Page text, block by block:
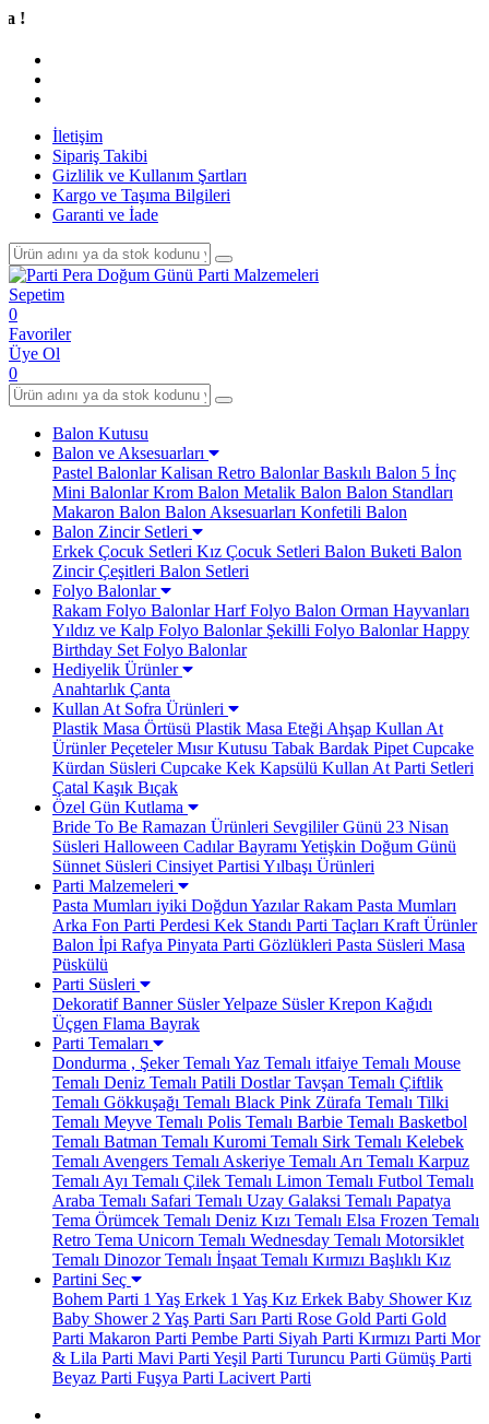
İletişim
Sipariş Takibi
Gizlilik ve Kullanım Şartları
Kargo ve Taşıma Bilgileri
Garanti ve İade
Sepetim
0
Favoriler
Üye Ol
0
Balon Kutusu
Balon ve Aksesuarları
Pastel BalonlarKalisan Retro BalonlarBaskılı Balon 5 İnç
Mini BalonlarKrom Balon Metalik Balon Balon Standları
Makaron Balon Balon Aksesuarları Konfetili Balon
Balon Zincir Setleri
Erkek Çocuk Setleri Kız Çocuk Setleri Balon Buketi Balon
Zincir Çeşitleri Balon Setleri
Folyo Balonlar
Rakam Folyo BalonlarHarf Folyo Balon Orman Hayvanları
Yıldız ve Kalp Folyo BalonlarŞekilli Folyo BalonlarHappy
Birthday Set Folyo Balonlar
Hediyelik Ürünler
Anahtarlık Çanta
Kullan At Sofra Ürünleri
Plastik Masa Örtüsü Plastik Masa Eteği Ahşap Kullan At
ÜrünlerPeçetelerMısır Kutusu Tabak Bardak Pipet Cupcake
Kürdan Süsleri Cupcake Kek Kapsülü Kullan At Parti Setleri
Çatal Kaşık Bıçak
Özel Gün Kutlama
Bride To Be Ramazan Ürünleri Sevgililer Günü 23 Nisan
Süsleri Halloween Cadılar Bayramı Yetişkin Doğum Günü
Sünnet Süsleri Cinsiyet Partisi Yılbaşı Ürünleri
Parti Malzemeleri
Pasta Mumları iyiki Doğdun YazılarRakam Pasta Mumları
Arka Fon Parti Perdesi Kek Standı Parti Taçları Kraft Ürünler
Balon İpi Rafya Pinyata Parti Gözlükleri Pasta Süsleri Masa
Püskülü
Parti Süsleri
Dekoratif Banner SüslerYelpaze SüslerKrepon Kağıdı
Üçgen Flama Bayrak
Parti Temaları
Dondurma , Şeker Temalı Yaz Temalı itfaiye Temalı Mouse
Temalı Deniz Temalı Patili DostlarTavşan Temalı Çiftlik
Temalı Gökkuşağı Temalı Black Pink Zürafa Temalı Tilki
Temalı Meyve Temalı Polis Temalı Barbie Temalı Basketbol
Temalı Batman Temalı Kuromi Temalı Sirk Temalı Kelebek
Temalı Avengers Temalı Askeriye Temalı Arı Temalı Karpuz
Temalı Ayı Temalı Çilek Temalı Limon Temalı Futbol Temalı
Araba Temalı Safari Temalı Uzay Galaksi Temalı Papatya
Tema Örümcek Temalı Deniz Kızı Temalı Elsa Frozen Temalı
Retro Tema Unicorn Temalı Wednesday Temalı Motorsiklet
Temalı Dinozor Temalı İnşaat Temalı Kırmızı Başlıklı Kız
Partini Seç
Bohem Parti 1 Yaş Erkek 1 Yaş Kız Erkek Baby ShowerKız
Baby Shower2 Yaş Parti Sarı Parti Rose Gold Parti Gold
Parti Makaron Parti Pembe Parti Siyah Parti Kırmızı Parti Mor
& Lila Parti Mavi Parti Yeşil Parti Turuncu Parti Gümüş Parti
Beyaz Parti Fuşya Parti Lacivert Parti